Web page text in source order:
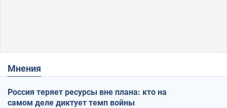
Мнения
Россия теряет ресурсы вне плана: кто на
самом деле диктует темп войны